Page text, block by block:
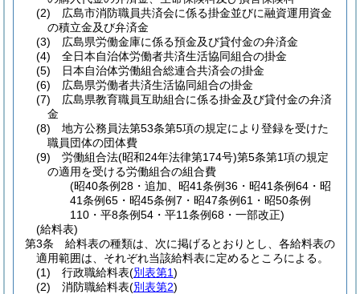
(2)
広島市消防職員共済会に係る掛金並びに融資運用資金
の積立金及び弁済金
(3)
広島県労働金庫に係る預金及び貸付金の弁済金
(4)
全日本自治体労働者共済生活協同組合の掛金
(5)
日本自治体労働組合総連合共済会の掛金
(6)
広島県労働者共済生活協同組合の掛金
(7)
広島県教育職員互助組合に係る掛金及び貸付金の弁済
金
(8)
地方公務員法第53条第5項の規定により登録を受けた
職員団体の団体費
(9)
労働組合法(昭和24年法律第174号)第5条第1項の規定
の適用を受ける労働組合の組合費
(昭40条例28・追加、昭41条例36・昭41条例64・昭
41条例65・昭45条例7・昭47条例61・昭50条例
110・平8条例54・平11条例68・一部改正)
(給料表)
第3条
給料表の種類は、次に掲げるとおりとし、各給料表の
適用範囲は、それぞれ当該給料表に定めるところによる。
(1)
行政職給料表(別表第1)
(2)
消防職給料表(別表第2)